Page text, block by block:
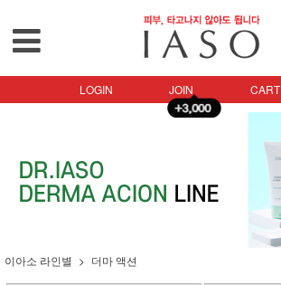
LOGIN JOIN CART
이아소 라인별 더마 액션